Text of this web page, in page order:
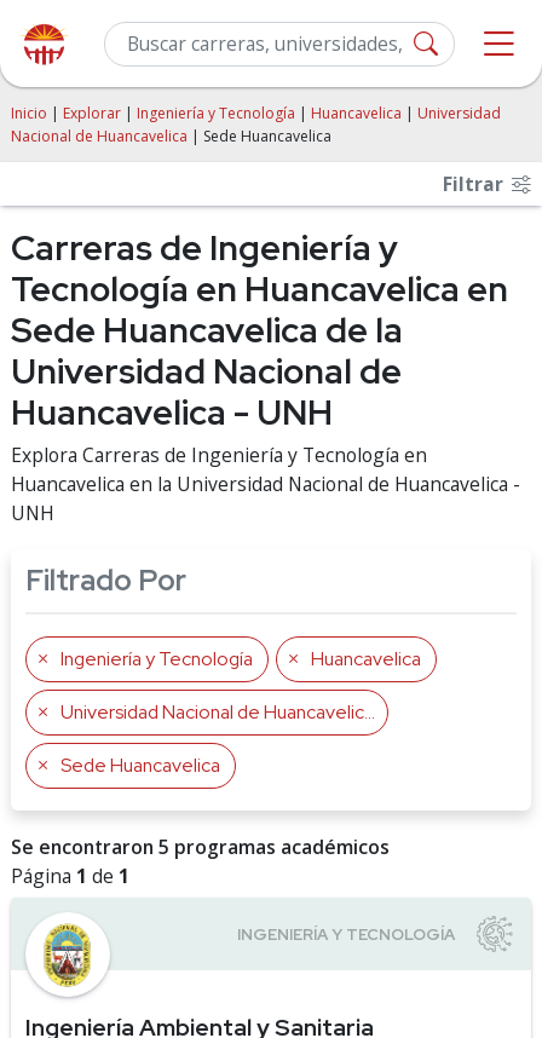
Inicio | Explorar | Ingeniería y Tecnología | Huancavelica | Universidad
Nacional de Huancavelica | Sede Huancavelica
Filtrar
Carreras de Ingeniería y
Tecnología en Huancavelica en
Sede Huancavelica de la
Universidad Nacional de
Huancavelica - UNH
Explora Carreras de Ingeniería y Tecnología en
Huancavelica en la Universidad Nacional de Huancavelica -
UNH
Filtrado Por
Ingeniería y Tecnología Huancavelica
Universidad Nacional de Huancavelica
Sede Huancavelica
Se encontraron 5 programas académicos
Página 1 de 1
Ingeniería Ambiental y Sanitaria